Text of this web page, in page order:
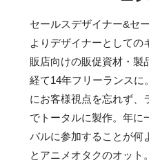
セールスデザイナー&セ
よりデザイナーとしての
販店向けの販促資材・製
経て14年フリーランスに
にお客様視点を忘れず、
でトータルに製作。年に
バルに参加することが何
とアニメオタクのオット。